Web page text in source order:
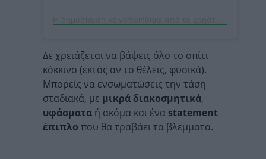
Δε χρειάζεται να βάψεις όλο το σπίτι
κόκκινο (εκτός αν το θέλεις, φυσικά).
Μπορείς να ενσωματώσεις την τάση
σταδιακά, με μικρά διακοσμητικά,
υφάσματα ή ακόμα και ένα statement
έπιπλο που θα τραβάει τα βλέμματα.